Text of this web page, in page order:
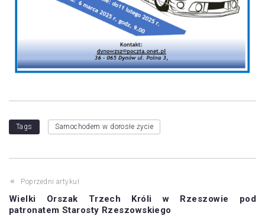
Tags Samochodem w dorosłe życie
Poprzedni artykuł
Wielki Orszak Trzech Króli w Rzeszowie pod
patronatem Starosty Rzeszowskiego